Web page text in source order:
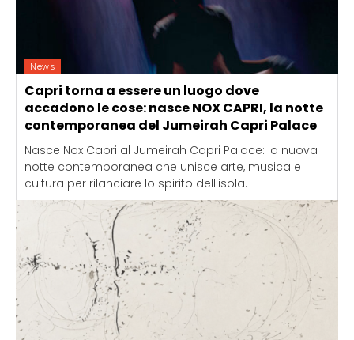
News
Capri torna a essere un luogo dove
accadono le cose: nasce NOX CAPRI, la notte
contemporanea del Jumeirah Capri Palace
Nasce Nox Capri al Jumeirah Capri Palace: la nuova
notte contemporanea che unisce arte, musica e
cultura per rilanciare lo spirito dell'isola.